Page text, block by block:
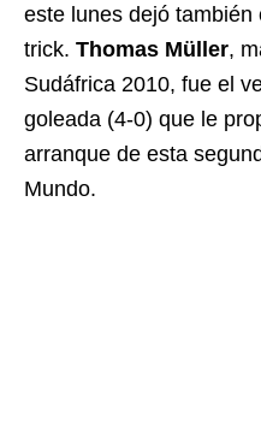
este lunes dejó
trick. Thomas Müller,
Sudáfrica 2010, fue el
goleada (4-0) que le
arranque de esta
Mundo.